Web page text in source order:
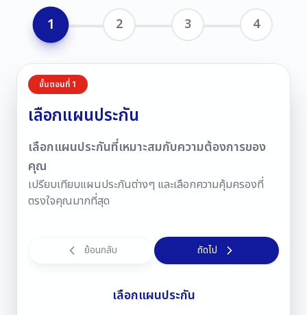
1 2 3 4
เลือกแผนประกัน
ขั้นตอนที่1
เลือกแผนประกัน
เลือกแผนประกันที่เหมาะสมกับความต้องการของ
คุณ
เปรียบเทียบแผนประกันต่างๆ และเลือกความคุ้มครองที่
ตรงใจคุณมากที่สุด
ย้อนกลับ ถัดไป